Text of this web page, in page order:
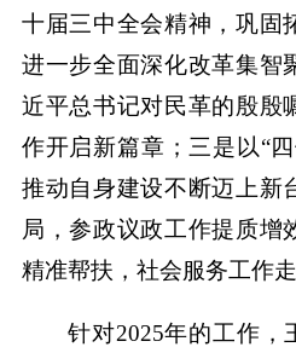
十届三中全会精神，巩固
进一步全面深化改革集智
近平总书记对民革的殷殷
作开启新篇章；三是以“
推动自身建设不断迈上新
局，参政议政工作提质增
精准帮扶，社会服务工作走
针对2025年的工作，